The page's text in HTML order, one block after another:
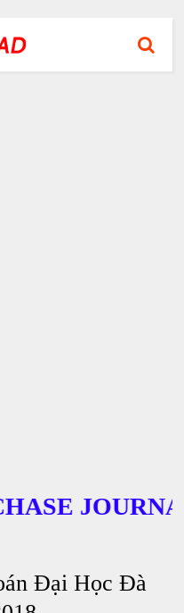
JOURNALS
Đại Học Đà